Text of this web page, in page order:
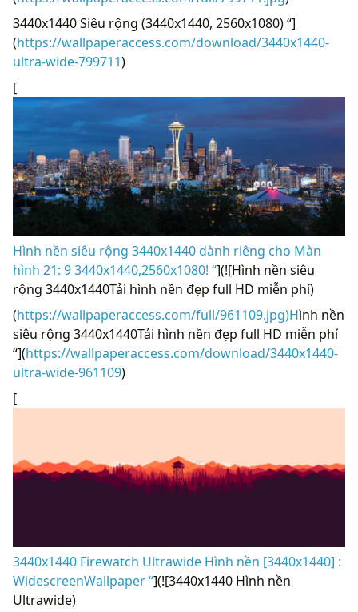
3440x1440 Siêu rộng (3440x1440, 2560x1080) “]
(https://wallpaperaccess.com/download/3440x1440-
ultra-wide-799711)
[
Hình nền siêu rộng 3440x1440 dành riêng cho Màn
hình 21: 9 3440x1440,2560x1080! “](![Hình nền siêu
rộng 3440x1440Tải hình nền đẹp full HD miễn phí)
(https://wallpaperaccess.com/full/961109.jpg)Hình nền
siêu rộng 3440x1440Tải hình nền đẹp full HD miễn phí
“](https://wallpaperaccess.com/download/3440x1440-
ultra-wide-961109)
[
3440x1440 Firewatch Ultrawide Hình nền [3440x1440] :
WidescreenWallpaper “](![3440x1440 Hình nền
Ultrawide)